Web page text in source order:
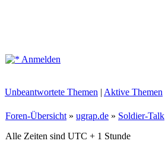
Anmelden
Unbeantwortete Themen | Aktive Themen
Foren-Übersicht » ugrap.de » Soldier-Talk
Alle Zeiten sind UTC + 1 Stunde